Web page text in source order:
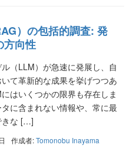
）の包括的調査: 発
方向性
（LLM）が急速に発展し、自
て革新的な成果を挙げつつあ
はいくつかの限界も存在しま
に含まれない情報や、常に最
きな […]
作成者:Tomonobu Inayama